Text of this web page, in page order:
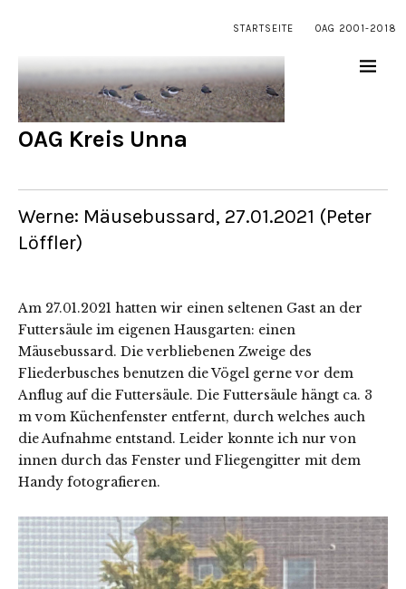
STARTSEITE OAG 2001-2018
OAG Kreis Unna
Werne: Mäusebussard, 27.01.2021 (Peter
Löffler)
Am 27.01.2021 hatten wir einen seltenen Gast an der
Futtersäule im eigenen Hausgarten: einen
Mäusebussard. Die verbliebenen Zweige des
Fliederbusches benutzen die Vögel gerne vor dem
Anflug auf die Futtersäule. Die Futtersäule hängt ca. 3
m vom Küchenfenster entfernt, durch welches auch
die Aufnahme entstand. Leider konnte ich nur von
innen durch das Fenster und Fliegengitter mit dem
Handy fotografieren.